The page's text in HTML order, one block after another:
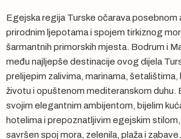
Egejska regija Turske očarava posebnom
prirodnim ljepotama i spojem tirkiznog
šarmantnih primorskih mjesta. Bodrum i
među najljepše destinacije ovog dijela
prelijepim zalivima, marinama,
životu i opuštenom mediteranskom duhu.
svojim elegantnim ambijentom, bijelim
hotelima i prepoznatljivim egejskim stilom,
savršen spoj mora, zelenila, plaža i